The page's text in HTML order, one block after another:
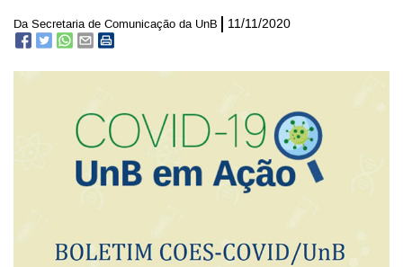
Da Secretaria de Comunicação da UnB 11/11/2020